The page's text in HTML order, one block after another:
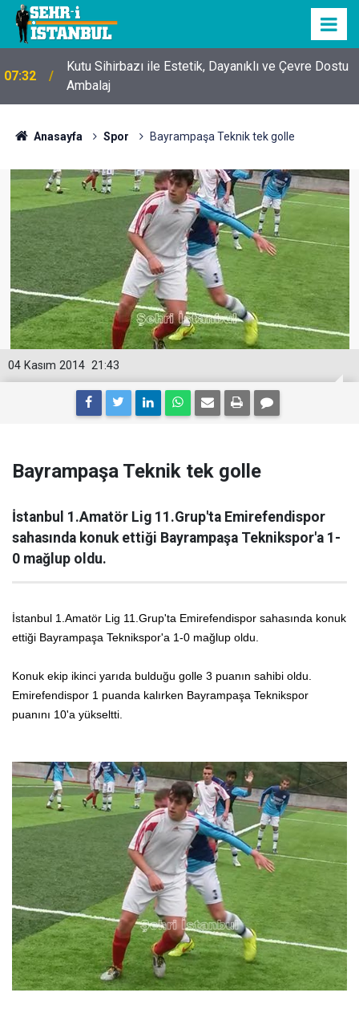
07:32
Kutu Sihirbazı ile Estetik, Dayanıklı ve Çevre Dostu
Ambalaj
Anasayfa Spor Bayrampaşa Teknik tek golle
21:43
04 Kasım 2014
Bayrampaşa Teknik tek golle
İstanbul 1.Amatör Lig 11.Grup'ta Emirefendispor
sahasında konuk ettiği Bayrampaşa Teknikspor'a 1-
0 mağlup oldu.
İstanbul 1.Amatör Lig 11.Grup'ta Emirefendispor sahasında konuk
ettiği Bayrampaşa Teknikspor'a 1-0 mağlup oldu.
Konuk ekip ikinci yarıda bulduğu golle 3 puanın sahibi oldu.
Emirefendispor 1 puanda kalırken Bayrampaşa Teknikspor
puanını 10'a yükseltti.